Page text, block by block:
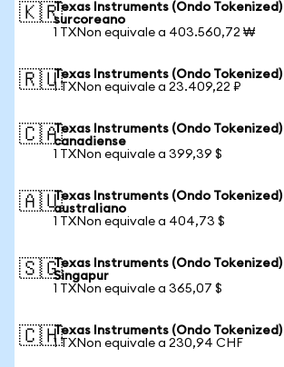
🇰🇷Texas Instruments (Ondo Tokenized)
surcoreano
1 TXNon equivale a 403.560,72 ₩
🇷🇺Texas Instruments (Ondo Tokenized)
1 TXNon equivale a 23.409,22 ₽
🇨🇦Texas Instruments (Ondo
canadiense
1 TXNon equivale a 399,39 $
🇦🇺Texas Instruments (Ondo
australiano
1 TXNon equivale a 404,73 $
🇸🇬Texas Instruments (Ondo
Singapur
1 TXNon equivale a 365,07 $
🇨🇭Texas Instruments (Ondo Tokenized)
1 TXNon equivale a 230,94 CHF